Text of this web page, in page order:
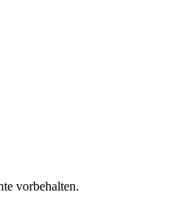
vorbehalten.